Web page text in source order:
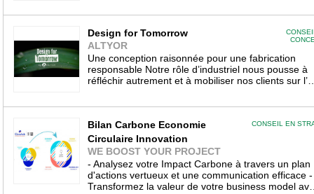
Design for Tomorrow
ALTYOR
Une conception raisonnée pour une fabrication
responsable Notre rôle d’industriel nous pousse à
réfléchir autrement et à mobiliser nos clients sur
CONSEIL EN
Bilan Carbone Economie
Circulaire Innovation
WE BOOST YOUR PROJECT
- Analysez votre Impact Carbone à travers un plan
d'actions vertueux et une communication efficace -
Transformez la valeur de votre business model